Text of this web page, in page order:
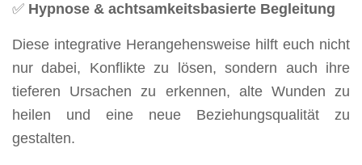
✅ Hypnose & achtsamkeitsbasierte Begleitung
Diese integrative Herangehensweise hilft euch nicht
nur dabei, Konflikte zu lösen, sondern auch ihre
tieferen Ursachen zu erkennen, alte Wunden zu
heilen und eine neue Beziehungsqualität zu
gestalten.